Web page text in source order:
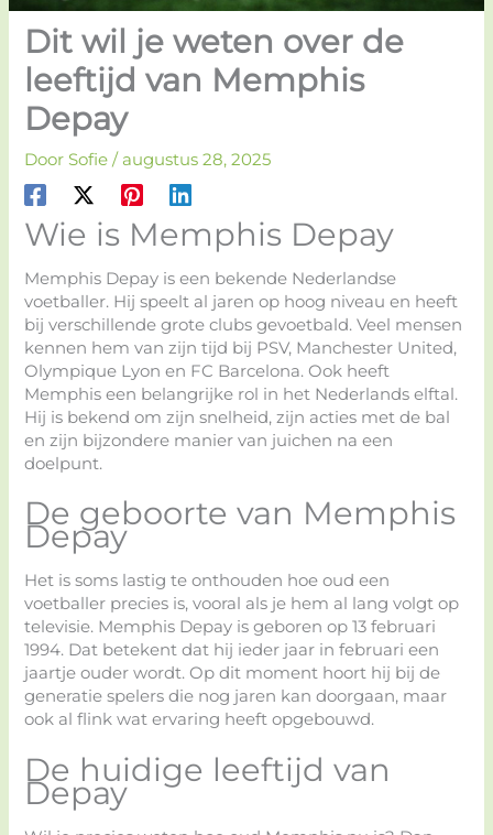
Dit wil je weten over de
leeftijd van Memphis
Depay
Door Sofie/ augustus 28, 2025
Wie is Memphis Depay
Memphis Depay is een bekende Nederlandse
voetballer. Hij speelt al jaren op hoog niveau en heeft
bij verschillende grote clubs gevoetbald. Veel mensen
kennen hem van zijn tijd bij PSV, Manchester United,
Olympique Lyon en FC Barcelona. Ook heeft
Memphis een belangrijke rol in het Nederlands elftal.
Hij is bekend om zijn snelheid, zijn acties met de bal
en zijn bijzondere manier van juichen na een
doelpunt.
De geboorte van Memphis
Depay
Het is soms lastig te onthouden hoe oud een
voetballer precies is, vooral als je hem al lang volgt op
televisie. Memphis Depay is geboren op 13 februari
1994. Dat betekent dat hij ieder jaar in februari een
jaartje ouder wordt. Op dit moment hoort hij bij de
generatie spelers die nog jaren kan doorgaan, maar
ook al flink wat ervaring heeft opgebouwd.
De huidige leeftijd van
Depay